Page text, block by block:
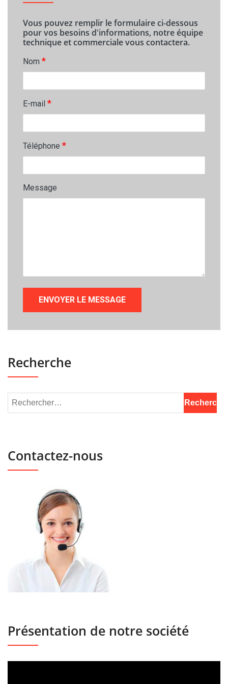
Vous pouvez remplir le formulaire ci-dessous
pour vos besoins d'informations, notre équipe
technique et commerciale vous contactera.
Nom *
E-mail *
Téléphone *
Message
Recherche
Contactez-nous
Présentation de notre société